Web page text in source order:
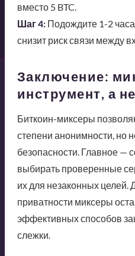
вместо 5 BTC.
Шаг 4:Подождите 1-2
снизит риск связи между
Заключение:
инструмент, а
Биткоин-миксеры
степени анонимности, но
безопасности. Главное —
выбирать проверенные
их для незаконных целей.
приватности миксеры
эффективных способов
слежки.